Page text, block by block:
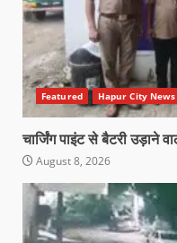
Featured Hapur City News
चार्जिंग पाइंट से बैटरी उड़ाने
August 8, 2026